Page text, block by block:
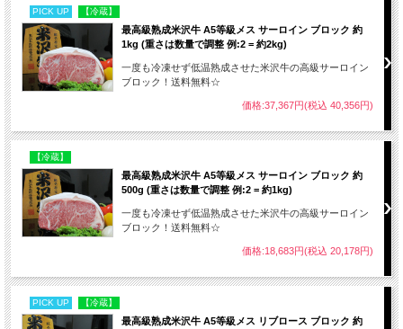
市場で買った牛は鮮度の良いうちに厳密に定め
た独自の規格で用途別に整形・真空し、ブロック
状態のまま２．５℃から３．５℃の温度で
存します。
牛肉はと畜された時点から熟成が始まります。
より美味しくお肉をいただくには、ワインと同様
に一定の温度で時間をかけて熟成させる必要があ
れています。
PICK UP 【冷蔵】
最高級熟成米沢牛 A5等級メス サーロイン ブロック 約
1kg (重さは数量で調整 例:2 = 約2kg)
一度も冷凍せず低温熟成させた米沢牛の高級サーロイン
ブロック！送料無料☆
価格:37,367円(税込 40,356円)
【冷蔵】
最高級熟成米沢牛 A5等級メス サーロイン ブロック 約
500g (重さは数量で調整 例:2 = 約1kg)
一度も冷凍せず低温熟成させた米沢牛の高級サーロイン
ブロック！送料無料☆
価格:18,683円(税込 20,178円)
PICK UP 【冷蔵】
最高級熟成米沢牛 A5等級メス リブロース ブロック 約